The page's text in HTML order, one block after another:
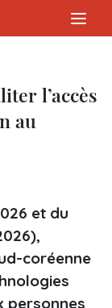
l’accès
au
et du
coréenne
personnes